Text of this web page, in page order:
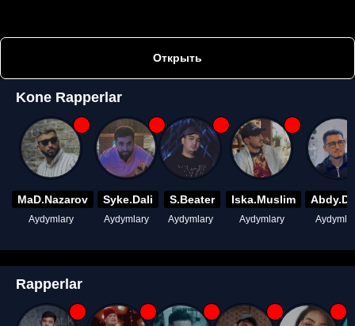
Открыть
Kone Rapperlar
MaD.Nazarov
Aydymlary
Syke.Dali
Aydymlary
S.Beater
Aydymlary
Iska.Muslim
Aydymlary
Rapperlar